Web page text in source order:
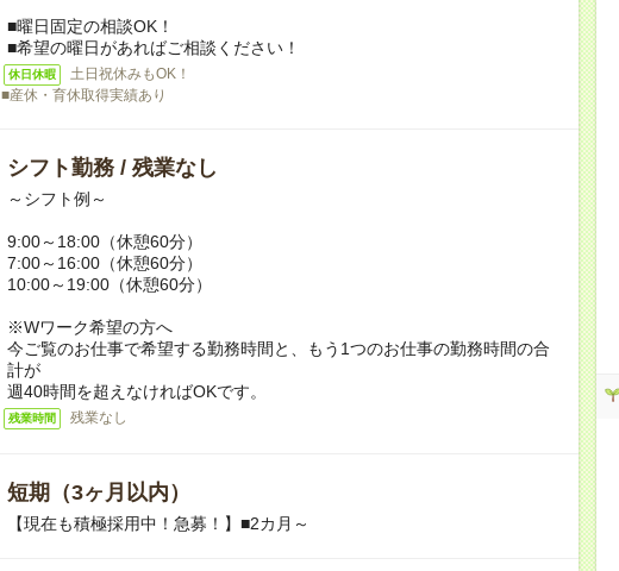
■曜日固定の相談OK！
■希望の曜日があればご相談ください！
休日休暇
土日祝休みもOK！
■産休・育休取得実績あり
シフト勤務 / 残業なし
～シフト例～
9:00～18:00（休憩60分）
7:00～16:00（休憩60分）
10:00～19:00（休憩60分）
※Wワーク希望の方へ
今ご覧のお仕事で希望する勤務時間と、もう1つのお仕事の勤務時間の合
計が
週40時間を超えなければOKです。
残業時間 残業なし
短期（3ヶ月以内）
【現在も積極採用中！急募！】■2カ月～